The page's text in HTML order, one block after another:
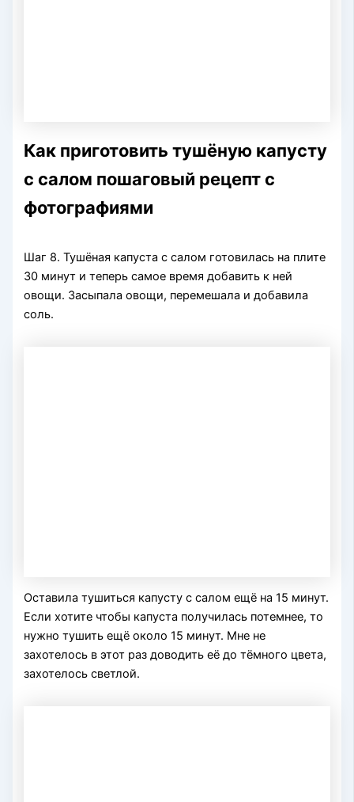
Как приготовить тушёную капусту
с салом пошаговый рецепт с
фотографиями
Шаг 8. Тушёная капуста с салом готовилась на плите
30 минут и теперь самое время добавить к ней
овощи. Засыпала овощи, перемешала и добавила
соль.
Оставила тушиться капусту с салом ещё на 15 минут.
Если хотите чтобы капуста получилась потемнее, то
нужно тушить ещё около 15 минут. Мне не
захотелось в этот раз доводить её до тёмного цвета,
захотелось светлой.